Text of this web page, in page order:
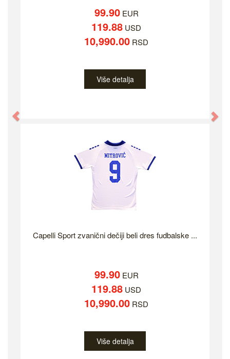
99.90EUR
119.88 USD
10,990.00 RSD
Više detalja
Capelli Sport zvanični dečiji beli dres fudbalske ...
99.90EUR
119.88 USD
10,990.00 RSD
Više detalja